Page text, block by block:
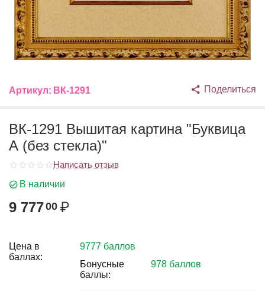
Артикул: ВК-1291 Поделиться
ВК-1291 Вышитая картина "Буквица
А (без стекла)"
Написать отзыв
В наличии
9 77700 ₽
Цена в
баллах:
9777 баллов
Бонусные
баллы:
978 баллов